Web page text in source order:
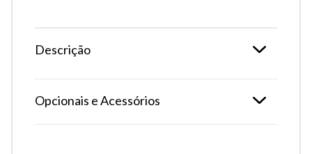
Descrição
Opcionais e Acessórios